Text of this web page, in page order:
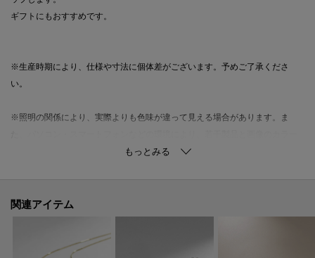
ギフトにもおすすめです。
※生産時期により、仕様や寸法に個体差がございます。予めご了承くださ
い。
※照明の関係により、実際よりも色味が違って見える場合があります。ま
ご購入商品の修理についてココシュニックの商品はジュエリーの為、通常の
お直しセンターでの修理の対応ができません。商品と品質証明書をご持参い
ただき、お近くの直営店へお持込下さい。お修理内容によっては有償の場合
関連アイテム